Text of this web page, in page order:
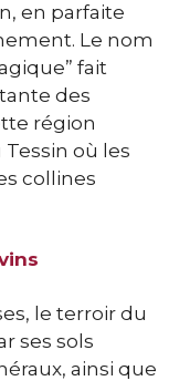
en parfaite
Le nom
fait
des
région
où les
collines
le terroir du
ses sols
ainsi que